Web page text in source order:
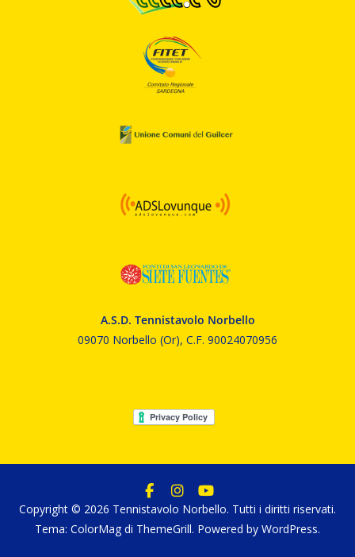
A.S.D. Tennistavolo Norbello
09070 Norbello (Or), C.F. 90024070956
Copyright © 2026 Tennistavolo Norbello. Tutti i diritti riservati.
Tema: ColorMag di ThemeGrill. Powered by WordPress.